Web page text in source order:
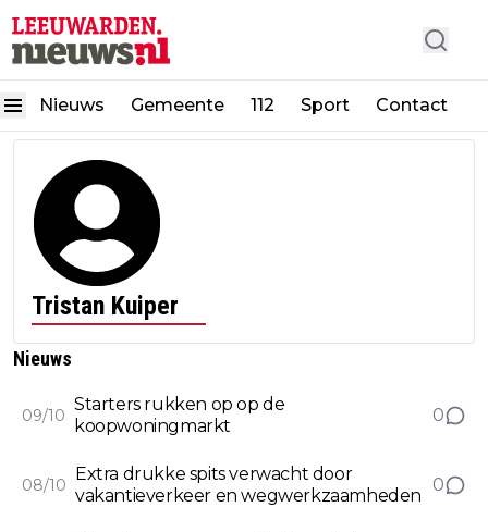
Nieuws Gemeente 112 Sport Contact
Tristan Kuiper
Nieuws
09/10
Starters rukken op op de
koopwoningmarkt
0
08/10
Extra drukke spits verwacht door
vakantieverkeer en wegwerkzaamheden
0